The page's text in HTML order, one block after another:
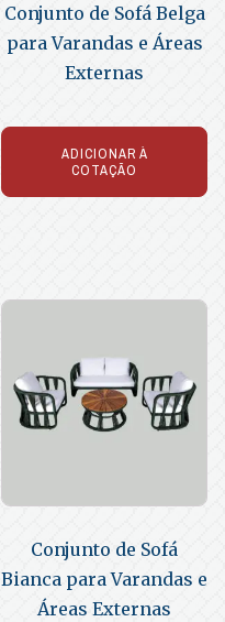
Conjunto de Sofá Belga
para Varandas e Áreas
Externas
ADICIONAR À
COTAÇÃO
Conjunto de Sofá
Bianca para Varandas e
Áreas Externas